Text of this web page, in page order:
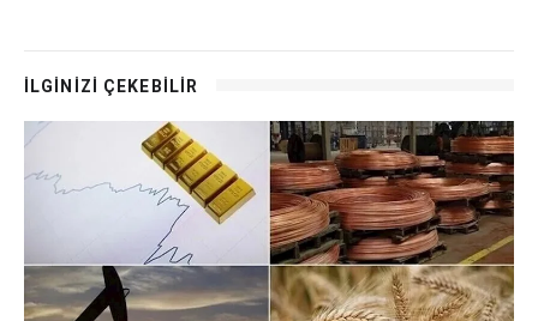
İLGİNİZİ ÇEKEBİLİR